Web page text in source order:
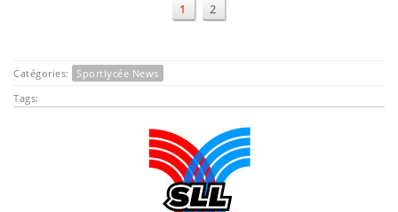
1 2
Catégories:
Sportlycée News
Tags: